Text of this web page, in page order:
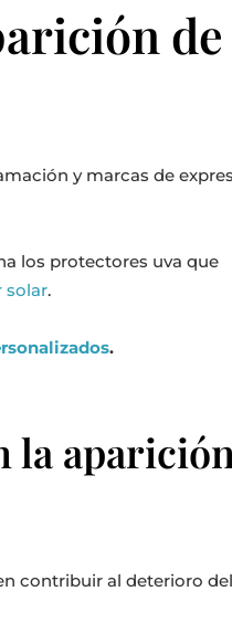
de
y marcas de
los protectores uva que
solar.
.
la
contribuir al deterioro